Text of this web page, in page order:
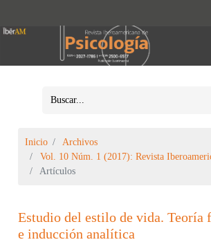
Inicio
Archivos
Vol. 10 Núm. 1 (2017): Revista
Artículos
Estudio del estilo de vida. Teoría
e inducción analítica